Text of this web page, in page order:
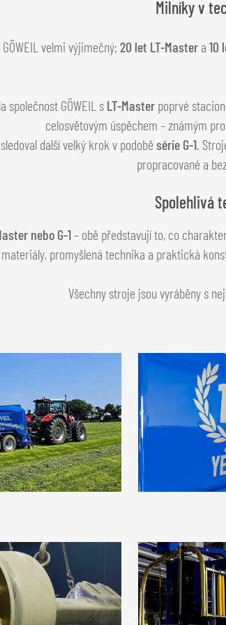
Milníky v
velmi výjimečný: 20 let LT-Mastera 10
společnost GÖWEIL s LT-Master poprvé
celosvětovým úspěchem – známým
další velký krok v podobě série G-1.
propracované a
Spolehlivá
nebo G-1– obě představují to, co
promyšlená technika a praktická
Všechny stroje jsou vyráběny s